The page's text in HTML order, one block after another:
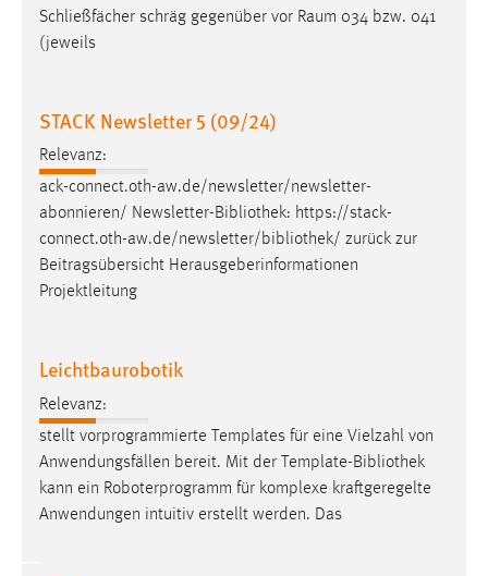
Schließfächer schräg gegenüber vor Raum 034 bzw. 041
(jeweils
STACK Newsletter 5 (09/24)
Relevanz:
ack-connect.oth-aw.de/newsletter/newsletter-
abonnieren/ Newsletter-Bibliothek: https://stack-
connect.oth-aw.de/newsletter/bibliothek/ zurück zur
Beitragsübersicht Herausgeberinformationen
Projektleitung
Leichtbaurobotik
Relevanz:
stellt vorprogrammierte Templates für eine Vielzahl von
Anwendungsfällen bereit. Mit der Template-Bibliothek
kann ein Roboterprogramm für komplexe kraftgeregelte
Anwendungen intuitiv erstellt werden. Das
Cookie Laufzeit:
STATISTIK
Statistik Cookies erfassen Informationen anonym.
Diese Informationen helfen uns zu verstehen, wie
unsere Besucher unsere Website nutzen.
Matomo
Zugriffsstatistik
Cookie Laufzeit:
Max. 13 Monate